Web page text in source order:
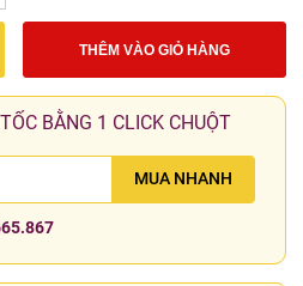
THÊM VÀO GIỎ HÀNG
BẰNG 1 CLICK CHUỘT
MUA NHANH